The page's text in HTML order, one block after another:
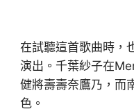
在試聽這首歌曲時，
演出。千葉紗子在
健將壽壽奈鷹乃，而
色。